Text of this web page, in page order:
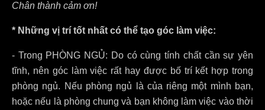
Chân thành cảm ơn!
* Những vị trí tốt nhất có thể tạo góc làm việc:
- Trong PHÒNG NGỦ: Do có cùng tính chất cần sự yên
tĩnh, nên góc làm việc rất hay được bố trí kết hợp trong
phòng ngủ. Nếu phòng ngủ là của riêng một mình bạn,
hoặc nếu là phòng chung và bạn không làm việc vào thời